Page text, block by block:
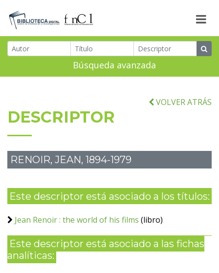
Búsqueda avanzada
VOLVER ATRÁS
DESCRIPTOR
RENOIR, JEAN, 1894-1979
Este descriptor está asociado a los títulos:
Jean Renoir : the world of his films (libro)
Este descriptor está asociado a las fichas
analíticas: